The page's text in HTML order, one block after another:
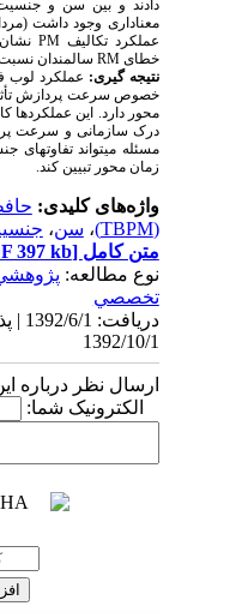
دادند و بین سن و جنسیت
معناداری وجود داشت
عملکرد تکالیف PMنشان
خطایRMسالمندان نسبت به
نتیجه­ گیری:عملکرد لوب
خصوص سرعت پردازش تأثیر
محور دارد. این عملکردها
درک سازمانی و سرعت
مسئله می­تواند تفاوت­های
زمان­ محور تبیین کند.
واژه‌های کلیدی:
،سن،
متن کامل[PDF 397 kb]
نوع مطالعه:پژوهشي
تخصصي
1392/10/1
ارسال نظر درباره
الکترونیک شما: